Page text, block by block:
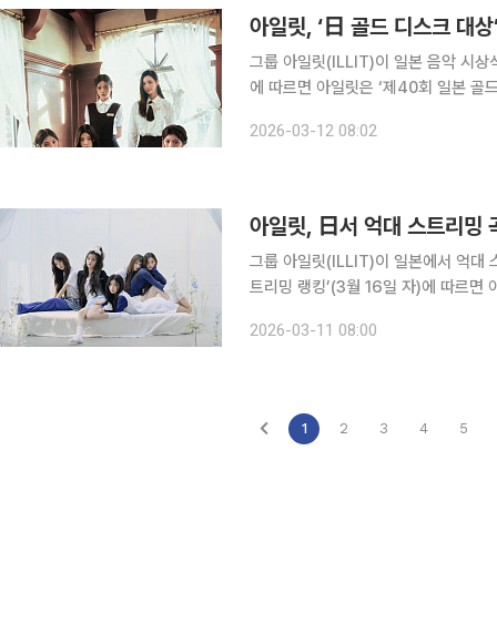
아일릿, ‘日 골드 디스크 대
그룹 아일릿(ILLIT)이 일본 음악 시상식에
에 따르면 아일릿은 ‘제40회 일본 골
발전에 공헌한 아티스트와 작품에 대
2026-03-12 08:02
아일릿, 日서 억대 스트리밍
그룹 아일릿(ILLIT)이 일본에서 억대 스트리밍 곡을 추가했
트리밍 랭킹’(3월 16일 자)에 따르면
(Magnetic)’에 이은 아일릿의 두 번
2026-03-11 08:00
1 2 3 4 5